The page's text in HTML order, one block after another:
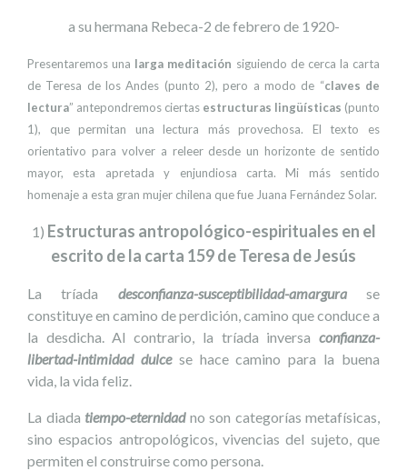
a su hermana Rebeca-2 de febrero de 1920-
Presentaremos una larga meditación siguiendo de cerca la carta
de Teresa de los Andes (punto 2), pero a modo de “claves de
lectura” antepondremos ciertas estructuras lingüísticas (punto
1), que permitan una lectura más provechosa. El texto es
orientativo para volver a releer desde un horizonte de sentido
mayor, esta apretada y enjundiosa carta. Mi más sentido
homenaje a esta gran mujer chilena que fue Juana Fernández Solar.
1) Estructuras antropológico-espirituales en el
escrito de la carta 159 de Teresa de Jesús
La tríada desconfianza-susceptibilidad-amargurase
constituye en camino de perdición, camino que conduce a
la desdicha. Al contrario, la tríada inversa confianza-
libertad-intimidad dulcese hace camino para la buena
vida, la vida feliz.
La diada tiempo-eternidadno son categorías metafísicas,
sino espacios antropológicos, vivencias del sujeto, que
permiten el construirse como persona.